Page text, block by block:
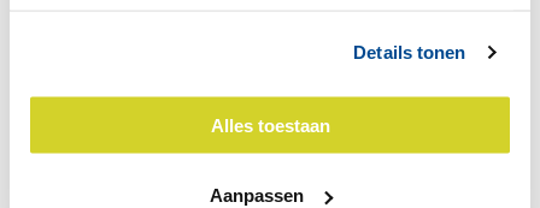
Details tonen
Alles toestaan
Aanpassen
Compano biedt oplossingen voor alle partijen in de
inkooporganisatie en installateur.